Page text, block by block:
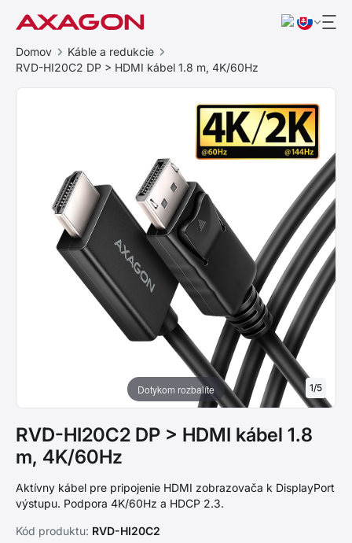
Domov
Káble a redukcie
RVD-HI20C2 DP > HDMI kábel 1.8 m, 4K/60Hz
Dotykom rozbalíte 1/5
RVD-HI20C2 DP > HDMI kábel 1.8
m, 4K/60Hz
Aktívny kábel pre pripojenie HDMI zobrazovača k DisplayPort
výstupu. Podpora 4K/60Hz a HDCP 2.3.
Kód produktu: RVD-HI20C2